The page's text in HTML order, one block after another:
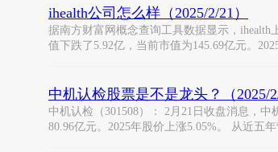
ihealth公司怎么样（2025/2/21）
据南方财富网概念查询工具数据显示，ihealth
值下跌了5.92亿，当前市值为145.69亿元。
中机认检股票是不是龙头？（2025/2/
中机认检（301508）： 2月21日收盘消息，
80.96亿元。2025年股价上涨5.05%。 从近五